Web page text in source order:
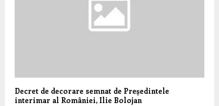
Decret de decorare semnat de Președintele
interimar al României, Ilie Bolojan